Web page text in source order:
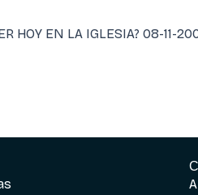
HOY EN LA IGLESIA? 08-11-